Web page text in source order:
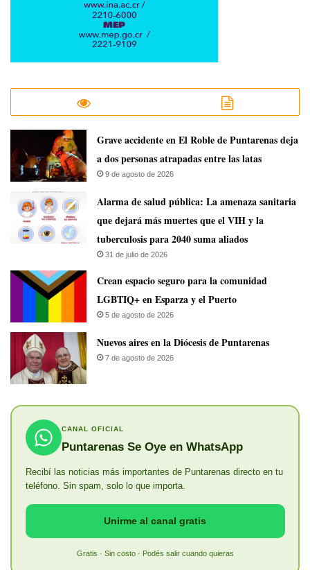
Grave accidente en El Roble de Puntarenas deja
a dos personas atrapadas entre las latas
9 de agosto de 2026
​Alarma de salud pública: La amenaza sanitaria
que dejará más muertes que el VIH y la
tuberculosis para 2040 suma aliados
31 de julio de 2026
Crean espacio seguro para la comunidad
LGBTIQ+ en Esparza y el Puerto
5 de agosto de 2026
​Nuevos aires en la Diócesis de Puntarenas
7 de agosto de 2026
CANAL OFICIAL
Puntarenas Se Oye en WhatsApp
Recibí las noticias más importantes de Puntarenas directo en tu
teléfono. Sin spam, solo lo que importa.
Unirme al canal gratis
Gratis · Sin costo · Podés salir cuando quieras